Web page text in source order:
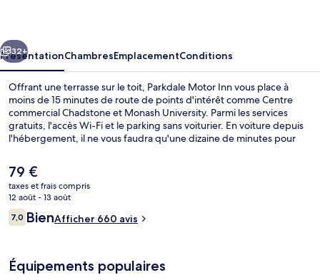
Suivant
32+
PrésentationChambresEmplacementConditions
Offrant une terrasse sur le toit, Parkdale Motor Inn vous place à
moins de 15 minutes de route de points d'intérêt comme Centre
commercial Chadstone et Monash University. Parmi les services
gratuits, l'accès Wi-Fi et le parking sans voiturier. En voiture depuis
l'hébergement, il ne vous faudra qu'une dizaine de minutes pour
Centre Clayton et Parc de loisirs Luna Park.Les autres voyageurs sont
séduits par le personnel attentionné. Les transports publics sont
tout proches. Station de métro Mentone se situe à seulement 7 min
à pied.
Le
prix
actuel
est
de
79 €
taxes et frais compris
12 août - 13 août
Avis
voyageurs
7,07,0 sur 10
BienAfficher 660 avis
Équipements populaires